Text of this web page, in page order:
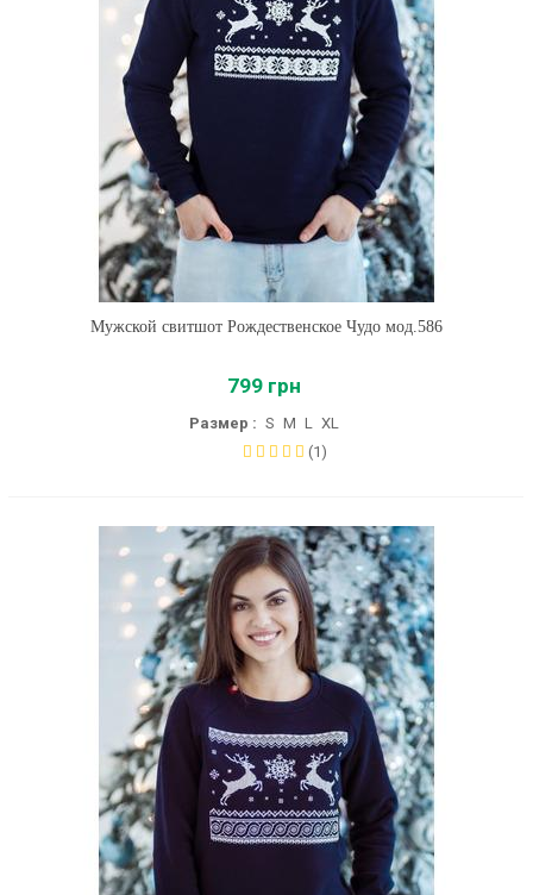
Мужской свитшот Рождественское Чудо мод.586
799 грн
Размер : S M L XL
(1)